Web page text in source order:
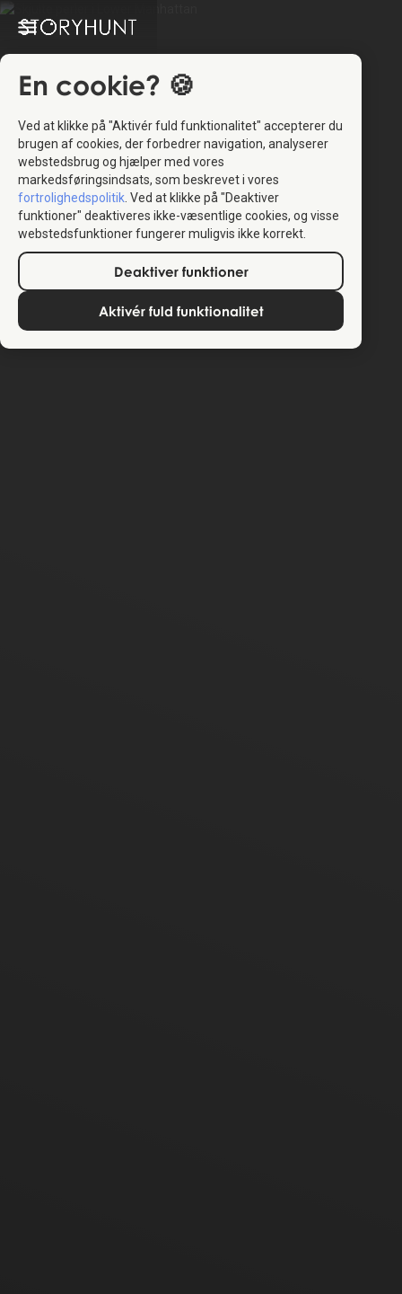
En cookie? 🍪
Ved at klikke på "Aktivér fuld funktionalitet" accepterer du
brugen af cookies, der forbedrer navigation, analyserer
webstedsbrug og hjælper med vores
markedsføringsindsats, som beskrevet i vores
fortrolighedspolitik . Ved at klikke på "Deaktiver
funktioner" deaktiveres ikke-væsentlige cookies, og visse
webstedsfunktioner fungerer muligvis ikke korrekt.
Deaktiver funktioner
Aktivér fuld funktionalitet